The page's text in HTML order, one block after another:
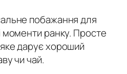
побажання для
моменти ранку. Просте
дарує хороший
чи чай.